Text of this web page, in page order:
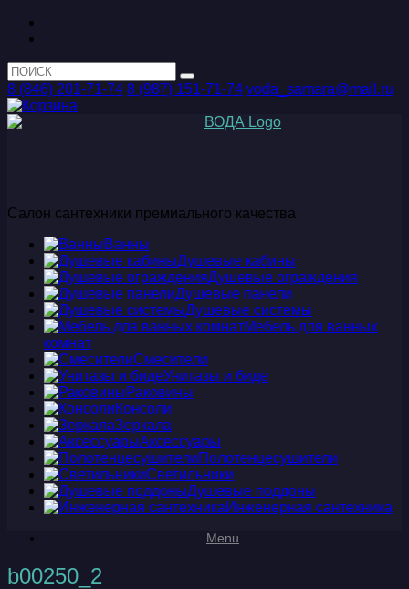
8 (846) 201-71-74 8 (987) 151-71-74 voda_samara@mail.ru
Салон сантехники премиального качества
Ванны
Душевые кабины
Душевые ограждения
Душевые панели
Душевые системы
Мебель для ванных
комнат
Смесители
Унитазы и биде
Раковины
Консоли
Зеркала
Аксессуары
Полотенцесушители
Светильники
Душевые поддоны
Инженерная сантехника
Menu
b00250_2